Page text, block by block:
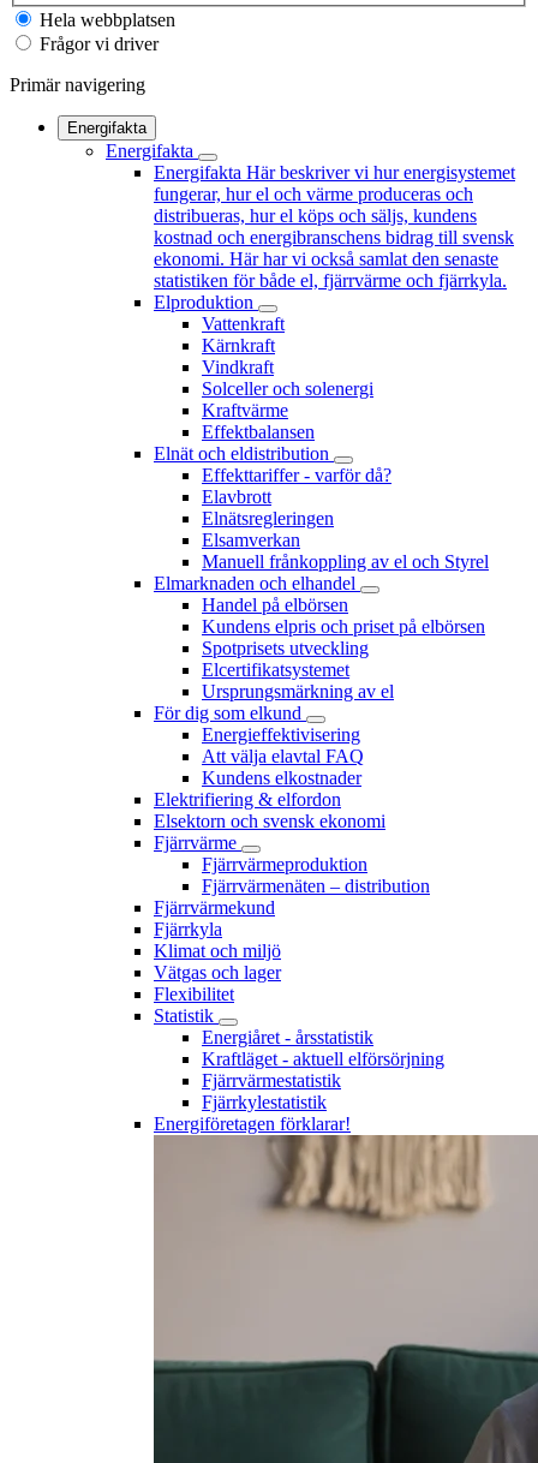
Hela webbplatsen
Frågor vi driver
Primär navigering
Energifakta
Energifakta
Energifakta Här beskriver vi hur energisystemet
fungerar, hur el och värme produceras och
distribueras, hur el köps och säljs, kundens
kostnad och energibranschens bidrag till svensk
ekonomi. Här har vi också samlat den senaste
statistiken för både el, fjärrvärme och fjärrkyla.
Elproduktion
Vattenkraft
Kärnkraft
Vindkraft
Solceller och solenergi
Kraftvärme
Effektbalansen
Elnät och eldistribution
Effekttariffer - varför då?
Elavbrott
Elnätsregleringen
Elsamverkan
Manuell frånkoppling av el och Styrel
Elmarknaden och elhandel
Handel på elbörsen
Kundens elpris och priset på elbörsen
Spotprisets utveckling
Elcertifikatsystemet
Ursprungsmärkning av el
För dig som elkund
Energieffektivisering
Att välja elavtal FAQ
Kundens elkostnader
Elektrifiering & elfordon
Elsektorn och svensk ekonomi
Fjärrvärme
Fjärrvärmeproduktion
Fjärrvärmenäten – distribution
Fjärrvärmekund
Fjärrkyla
Klimat och miljö
Vätgas och lager
Flexibilitet
Statistik
Energiåret - årsstatistik
Kraftläget - aktuell elförsörjning
Fjärrvärmestatistik
Fjärrkylestatistik
Energiföretagen förklarar!